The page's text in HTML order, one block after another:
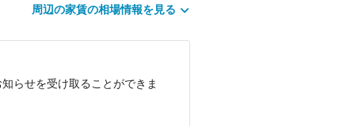
周辺の家賃の相場情報を見る
らせを受け取ることができま